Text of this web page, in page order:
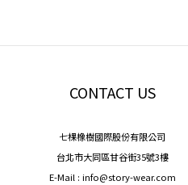
CONTACT US
七棵橡樹國際股份有限公司
台北市大同區甘谷街35號3樓
E-Mail : info@story-wear.com